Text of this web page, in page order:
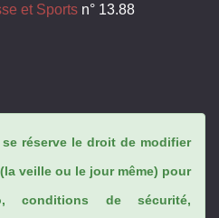
et Sports n° 13.88
réserve le droit de modifier
veille ou le jour même) pour
conditions de sécurité,